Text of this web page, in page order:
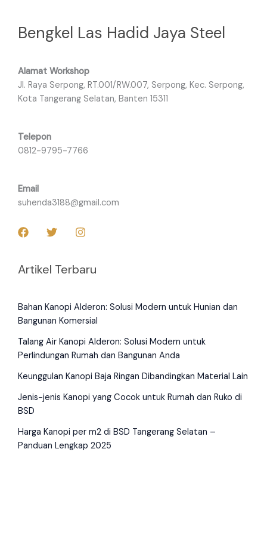
Bengkel Las Hadid Jaya Steel
Alamat Workshop
Jl. Raya Serpong, RT.001/RW.007, Serpong, Kec. Serpong,
Kota Tangerang Selatan, Banten 15311
Telepon
0812-9795-7766
Email
suhenda3188@gmail.com
Artikel Terbaru
Bahan Kanopi Alderon: Solusi Modern untuk Hunian dan
Bangunan Komersial
Talang Air Kanopi Alderon: Solusi Modern untuk
Perlindungan Rumah dan Bangunan Anda
Keunggulan Kanopi Baja Ringan Dibandingkan Material Lain
Jenis-jenis Kanopi yang Cocok untuk Rumah dan Ruko di
BSD
Harga Kanopi per m2 di BSD Tangerang Selatan –
Panduan Lengkap 2025